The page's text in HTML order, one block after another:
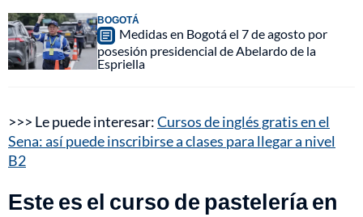
BOGOTÁ
Medidas en Bogotá el 7 de agosto por
posesión presidencial de Abelardo de la
Espriella
>>> Le puede interesar:Cursos de inglés gratis en el
Sena: así puede inscribirse a clases para llegar a nivel
B2
Este es el curso de pastelería en